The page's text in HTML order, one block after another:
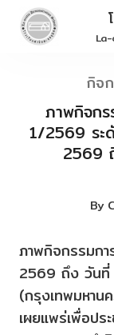
Skip
กิจ
ภาพกิจกร
1/2569 ระ
2569
By
ภาพกิจกรรมก
2569 ถึง วัน
(กรุงเทพมหาน
เผยแพร่เพื่อปร